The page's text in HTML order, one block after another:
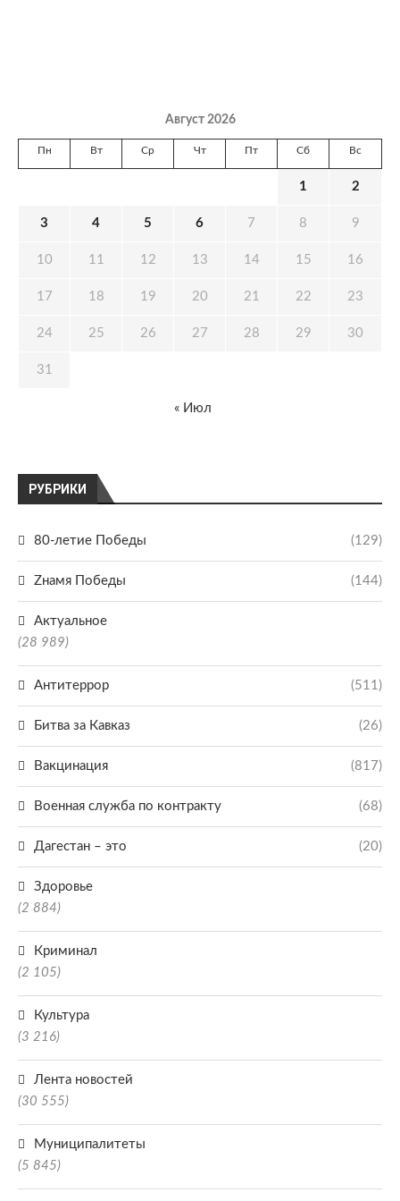
РУБРИКИ
80-летие Победы (129)
Zнамя Победы (144)
Актуальное
(28 989)
Антитеррор (511)
Битва за Кавказ (26)
Вакцинация (817)
Военная служба по контракту (68)
Дагестан – это (20)
Здоровье
(2 884)
Криминал
(2 105)
Культура
(3 216)
Лента новостей
(30 555)
Муниципалитеты
(5 845)
Август 2026
Пн Вт Ср Чт Пт Сб Вс
1 2
3 4 5 6 7 8 9
10 11 12 13 14 15 16
17 18 19 20 21 22 23
24 25 26 27 28 29 30
31
« Июл